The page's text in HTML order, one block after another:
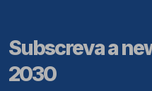
Subscreva a
2030